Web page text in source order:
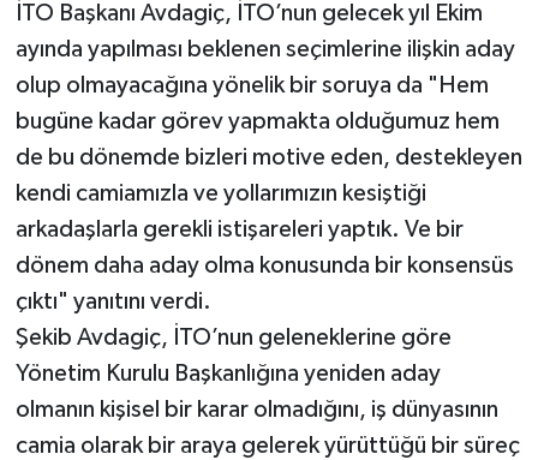
İTO Başkanı Avdagiç, İTO’nun gelecek yıl Ekim
ayında yapılması beklenen seçimlerine ilişkin aday
olup olmayacağına yönelik bir soruya da "Hem
bugüne kadar görev yapmakta olduğumuz hem
de bu dönemde bizleri motive eden, destekleyen
kendi camiamızla ve yollarımızın kesiştiği
arkadaşlarla gerekli istişareleri yaptık. Ve bir
dönem daha aday olma konusunda bir konsensüs
çıktı" yanıtını verdi.
Şekib Avdagiç, İTO’nun geleneklerine göre
Yönetim Kurulu Başkanlığına yeniden aday
olmanın kişisel bir karar olmadığını, iş dünyasının
camia olarak bir araya gelerek yürüttüğü bir süreç